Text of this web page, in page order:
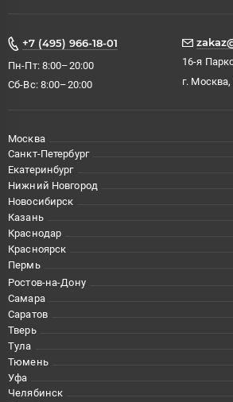
+7 (495) 966-18-01
Пн-Пт: 8:00–20:00
Сб-Вс: 8:00–20:00
16-я
г.
Москва
Санкт-Петербург
Екатеринбург
Нижний Новгород
Новосибирск
Казань
Краснодар
Красноярск
Пермь
Ростов-на-Дону
Самара
Саратов
Тверь
Тула
Тюмень
Уфа
Челябинск